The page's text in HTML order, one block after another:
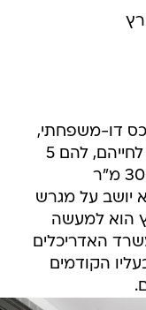
דו-משפחתי,
רכשו זוג הייטקיסטיים בגילאי ה 40 לחייהם, להם 5
ילדים. שטחו הבנוי של הבית הוא 300 מ"ר
והוא יושב על מגרש
הוא למעשה
האדריכלים
עבור בעליו הקודמים